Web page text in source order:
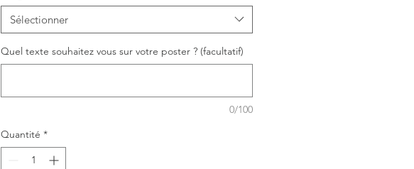
Sélectionner
Quel texte souhaitez vous sur votre poster ? (facultatif)
0/100
Quantité *